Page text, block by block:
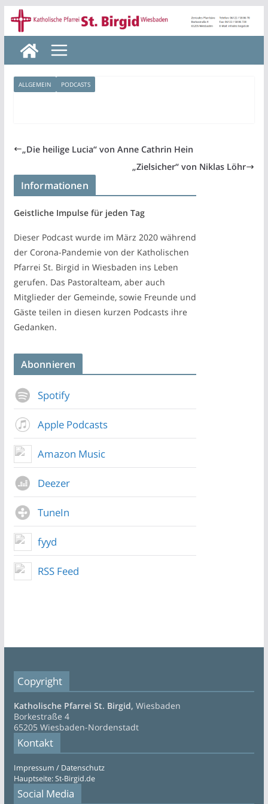
Zum
Inhalt
springen
ALLGEMEIN PODCASTS
„Die heilige Lucia“ von Anne Cathrin Hein
„Zielsicher“ von Niklas Löhr
Informationen
Geistliche Impulse für jeden Tag
Dieser Podcast wurde im März 2020 während
der Corona-Pandemie von der Katholischen
Pfarrei St. Birgid in Wiesbaden ins Leben
gerufen. Das Pastoralteam, aber auch
Mitglieder der Gemeinde, sowie Freunde und
Gäste teilen in diesen kurzen Podcasts ihre
Gedanken.
Abonnieren
Spotify
Apple Podcasts
Amazon Music
Deezer
TuneIn
fyyd
RSS Feed
Copyright
Katholische Pfarrei St. Birgid, Wiesbaden
Borkestraße 4
65205 Wiesbaden-Nordenstadt
Kontakt
Impressum / Datenschutz
Hauptseite: St-Birgid.de
Social Media